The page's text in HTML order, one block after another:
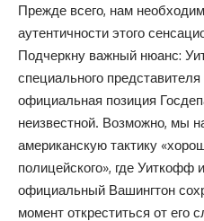
Прежде всего, нам
аутентичности этого
Подчеркну важный нюанс:
специального
официальная позиция
неизвестной. Возможно, мы
американскую тактику
полицейского», где Уиткофф
официальный Вашингтон
момент откреститься от его